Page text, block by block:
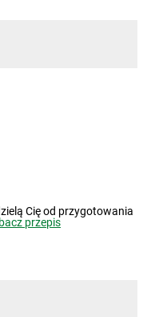
Cię od przygotowania
przepis